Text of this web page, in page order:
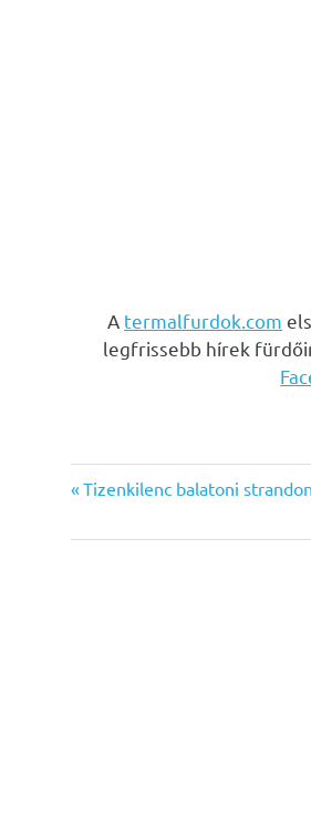
A termalfurdok.com
legfrissebb hírek
Bejegyzés
navigáció
Previous
Tizenkilenc balatoni